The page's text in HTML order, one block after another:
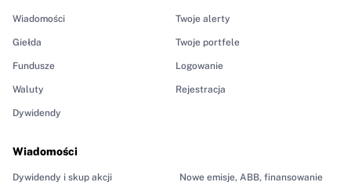
Wiadomości
Giełda
Fundusze
Waluty
Dywidendy
Wiadomości
Dywidendy i skup akcji Nowe emisje, ABB, finansowanie
Twoje alerty
Twoje portfele
Logowanie
Rejestracja